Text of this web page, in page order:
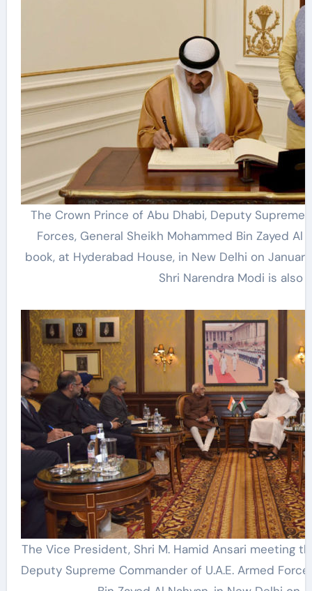
The Crown Prince of Abu Dhabi, Deputy Supreme
Forces, General Sheikh Mohammed Bin Zayed Al
book, at Hyderabad House, in New Delhi on
Shri Narendra Modi is also
The Vice President, Shri M. Hamid Ansari meeting
Deputy Supreme Commander of U.A.E. Armed